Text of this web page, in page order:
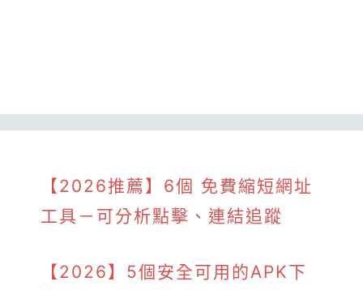
【2026推薦】6個 免費縮短網址
工具－可分析點擊、連結追蹤
【2026】5個安全可用的APK下